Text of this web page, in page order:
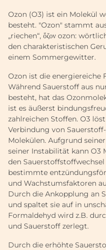
Ozon (O3) ist ein Molekül
besteht. "Ozon" stammt
„riechen“, ὄζον ozon:
den charakteristischen
einem Sommergewitter.
Ozon ist die energiereiche
Während Sauerstoff aus
besteht, hat das
ist es äußerst
zahlreichen Stoffen. O3
Verbindung von
Molekülen. Aufgrund
seiner Instabilität kann O3
den
bestimmte
und Wachstumsfaktoren
Durch die Ankopplung an
und spaltet sie auf in
Formaldehyd wird z.B.
und Sauerstoff zerlegt.
Durch die erhöhte